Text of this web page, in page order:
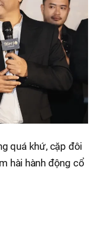
quá khứ, cặp đôi
hài hành động cổ